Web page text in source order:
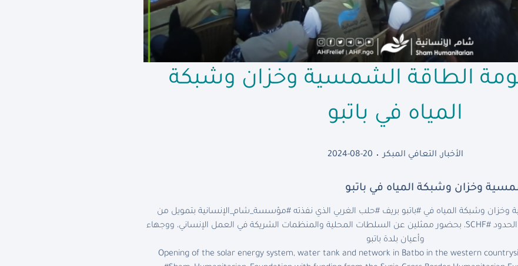
الطاقة الشمسية وخزان وشبكة
المياه في باتبو
الأخبار, التعافي المبكر 2024-08-20
وخزان وشبكة المياه في باتبو
وشبكة المياه في #باتبو بريف #حلب الغربي الذي نفذته #مؤسسة_شام_الإنسانية بتمويل من
صندوق الدعم الإنساني لسوريا عبر الحدود #SCHF، بحضور ممثلين عن السلطات المحلية والمنظمات الشريكة في العمل الإنساني، ووجهاء
وأعيان بلدة باتبو
Opening of the solar energy system, water tank and network in Batbo in the western